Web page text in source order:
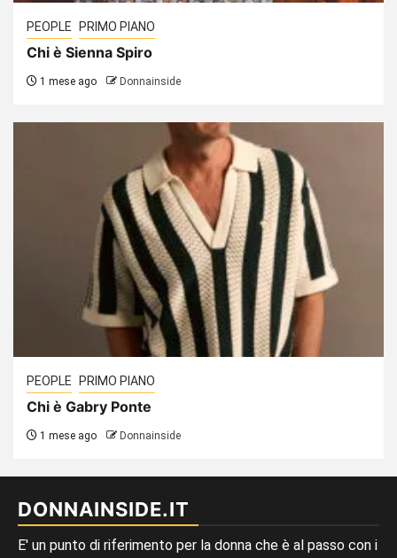
PEOPLE PRIMO PIANO
Chi è Sienna Spiro
1 mese ago Donnainside
PEOPLE PRIMO PIANO
Chi è Gabry Ponte
1 mese ago Donnainside
DONNAINSIDE.IT
E' un punto di riferimento per la donna che è al passo con i